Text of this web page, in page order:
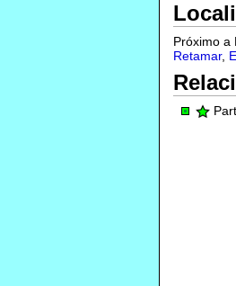
Próximo a
Retamar,